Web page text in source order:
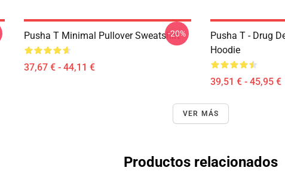
Pusha T Minimal Pullover Sweatshirt
37,67 € - 44,11 €
-20%
Pusha T - Drug
Hoodie
39,51 € - 45,95 €
VER MÁS
Productos relacionados